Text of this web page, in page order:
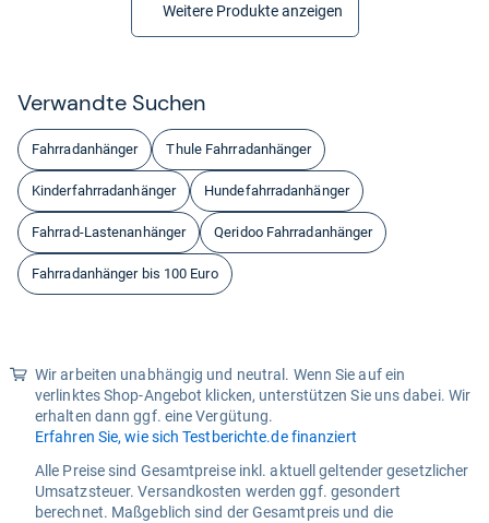
Weitere Produkte anzeigen
Ver­wandte Suchen
Fahrradanhänger Thule Fahrradanhänger
Kinderfahrradanhänger Hundefahrradanhänger
Fahrrad-Lastenanhänger Qeridoo Fahrradanhänger
Fahrradanhänger bis 100 Euro
Wir arbeiten unabhängig und neutral. Wenn Sie auf ein
verlinktes Shop-Angebot klicken, unterstützen Sie uns dabei. Wir
erhalten dann ggf. eine Vergütung.
Erfahren Sie, wie sich Testberichte.de finanziert
Alle Preise sind Gesamtpreise inkl. aktuell geltender gesetzlicher
Umsatzsteuer. Versandkosten werden ggf. gesondert
berechnet. Maßgeblich sind der Gesamtpreis und die